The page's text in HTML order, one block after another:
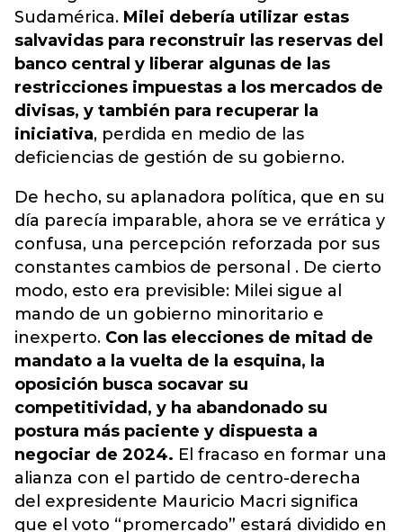
Sudamérica. Milei debería utilizar estas
salvavidas para reconstruir las reservas del
banco central y liberar algunas de las
restricciones impuestas a los mercados de
divisas, y también para recuperar la
iniciativa, perdida en medio de las
deficiencias de gestión de su gobierno.
De hecho, su aplanadora política, que en su
día parecía imparable, ahora se ve errática y
confusa, una percepción reforzada por sus
constantes cambios de personal . De cierto
modo, esto era previsible: Milei sigue al
mando de un gobierno minoritario e
inexperto. Con las elecciones de mitad de
mandato a la vuelta de la esquina, la
oposición busca socavar su
competitividad, y ha abandonado su
postura más paciente y dispuesta a
negociar de 2024. El fracaso en formar una
alianza con el partido de centro-derecha
del expresidente Mauricio Macri significa
que el voto “promercado” estará dividido en